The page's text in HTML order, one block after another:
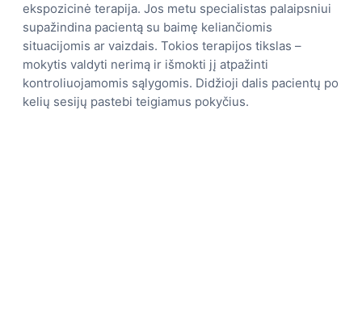
ekspozicinė terapija. Jos metu specialistas palaipsniui
supažindina pacientą su baimę keliančiomis
situacijomis ar vaizdais. Tokios terapijos tikslas –
mokytis valdyti nerimą ir išmokti jį atpažinti
kontroliuojamomis sąlygomis. Didžioji dalis pacientų po
kelių sesijų pastebi teigiamus pokyčius.